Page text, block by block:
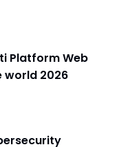
Platform Web
world 2026